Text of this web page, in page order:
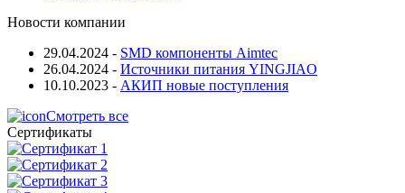
Новости компании
29.04.2024 - SMD компоненты Aimtec
26.04.2024 - Источники питания YINGJIAO
10.10.2023 - АКИП новые поступления
Смотреть все
Сертификаты